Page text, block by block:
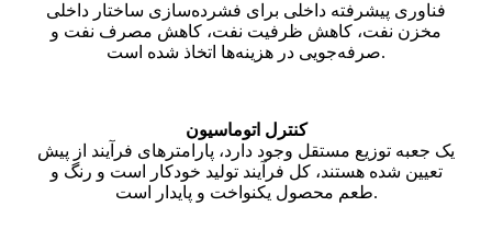
فناوری پیشرفته داخلی برای فشرده‌سازی ساختار داخلی
مخزن نفت، کاهش ظرفیت نفت، کاهش مصرف نفت و
صرفه‌جویی در هزینه‌ها اتخاذ شده است.
کنترل اتوماسیون
یک جعبه توزیع مستقل وجود دارد، پارامترهای فرآیند از پیش
تعیین شده هستند، کل فرآیند تولید خودکار است و رنگ و
طعم محصول یکنواخت و پایدار است.